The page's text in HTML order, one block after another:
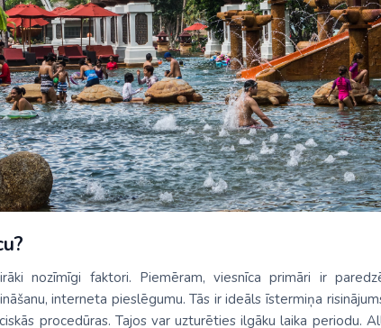
nozīmīgi faktori. Piemēram, viesnīca primāri ir
interneta pieslēgumu. Tās ir ideāls īstermiņa
procedūras. Tajos var uzturēties ilgāku laika periodu.